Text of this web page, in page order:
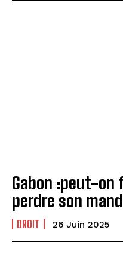
Gabon :peut-on
perdre son
DROIT 26 Juin 2025